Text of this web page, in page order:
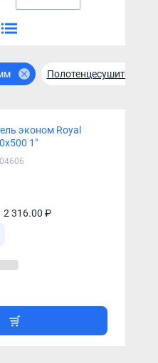
Полотенцесушители
эконом Royal
1"
2 316.00 ₽